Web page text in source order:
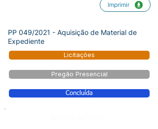
Imprimir
PP 049/2021 - Aquisição de Material de
Expediente
Licitações
Pregão Presencial
Concluída